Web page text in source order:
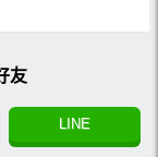
友
LINE